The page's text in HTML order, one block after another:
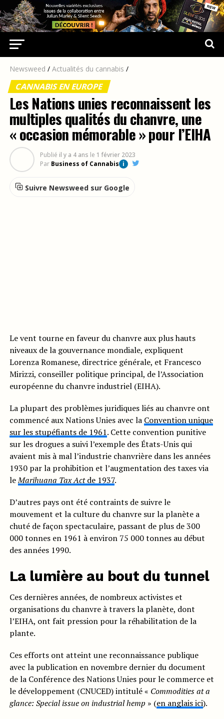
Newsweed / Actualités du cannabis /
CANNABIS EN EUROPE
Les Nations unies reconnaissent les
multiples qualités du chanvre, une
« occasion mémorable » pour l’EIHA
Publié il y a 4 ans le 1 février 2023
Par Business of Cannabis i
Suivre Newsweed sur Google
Le vent tourne en faveur du chanvre aux plus hauts
niveaux de la gouvernance mondiale, expliquent
Lorenza Romanese, directrice générale, et Francesco
Mirizzi, conseiller politique principal, de l’Association
européenne du chanvre industriel (EIHA).
La plupart des problèmes juridiques liés au chanvre ont
commencé aux Nations Unies avec la Convention unique
sur les stupéfiants de 1961. Cette convention punitive
sur les drogues a suivi l’exemple des États-Unis qui
avaient mis à mal l’industrie chanvrière dans les années
1930 par la prohibition et l’augmentation des taxes via
leMarihuana Tax Actde 1937.
D’autres pays ont été contraints de suivre le
mouvement et la culture du chanvre sur la planète a
chuté de façon spectaculaire, passant de plus de 300
000 tonnes en 1961 à environ 75 000 tonnes au début
des années 1990.
La lumière au bout du tunnel
Ces dernières années, de nombreux activistes et
organisations du chanvre à travers la planète, dont
l’EIHA, ont fait pression pour la réhabilitation de la
plante.
Ces efforts ont atteint une reconnaissance publique
avec la publication en novembre dernier du document
de la Conférence des Nations Unies pour le commerce et
le développement (CNUCED) intitulé « Commodities at a
glance: Special issue on industrial hemp » (en anglais ici).